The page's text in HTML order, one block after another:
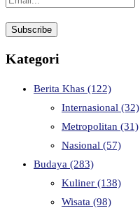
Kategori
Berita Khas (122)
Internasional (32)
Metropolitan (31)
Nasional (57)
Budaya (283)
Kuliner (138)
Wisata (98)